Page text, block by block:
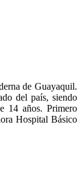
de Guayaquil.
del país, siendo
14 años. Primero
Hospital Básico